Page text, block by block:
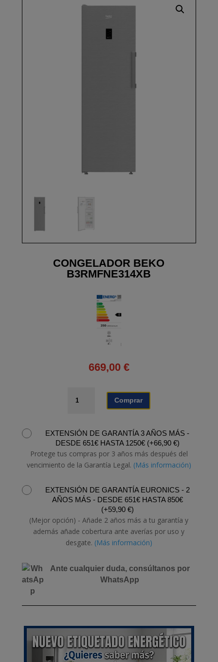
CONGELADOR BEKO
B3RMFNE314XB
669,00 €
CONGELADOR
BEKO
Comprar
EXTENSIÓN DE GARANTÍA 3 AÑOS MÁS -
DESDE 651€ HASTA 1250€ (+66,90 €)
Protege tus compras por 3 años más después del
vencimiento de la Garantía Legal. (Más información)
EXTENSIÓN DE GARANTÍA EURONICS - 2
AÑOS MÁS - DESDE 651€ HASTA 850€
(+59,90 €)
(Mejor opción) - Añade 2 años más a tu garantía y
además añade cobertura ante averías por uso y
desgate. (Más información)
Ante cualquier duda, consúltanos por
WhatsApp